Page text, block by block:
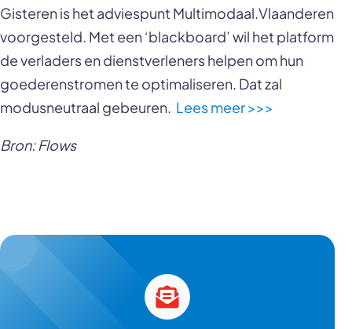
Gisteren is het adviespunt Multimodaal.Vlaanderen
voorgesteld. Met een ‘blackboard’ wil het platform
de verladers en dienstverleners helpen om hun
goederenstromen te optimaliseren. Dat zal
modusneutraal gebeuren. Lees meer >>>
Bron: Flows